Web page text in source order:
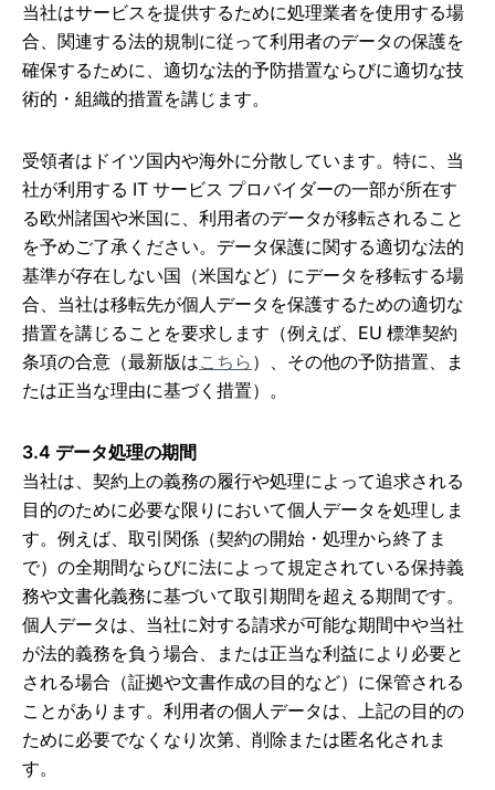
当社はサービスを提供するために処理業者を使用する場
合、関連する法的規制に従って利用者のデータの保護を
確保するために、適切な法的予防措置ならびに適切な技
術的・組織的措置を講じます。
受領者はドイツ国内や海外に分散しています。特に、当
社が利用する IT サービス プロバイダーの一部が所在す
る欧州諸国や米国に、利用者のデータが移転されること
を予めご了承ください。データ保護に関する適切な法的
基準が存在しない国（米国など）にデータを移転する場
合、当社は移転先が個人データを保護するための適切な
措置を講じることを要求します（例えば、EU 標準契約
条項の合意（最新版はこちら ）、その他の予防措置、ま
たは正当な理由に基づく措置）。
3.4 データ処理の期間
当社は、契約上の義務の履行や処理によって追求される
目的のために必要な限りにおいて個人データを処理しま
す。例えば、取引関係（契約の開始・処理から終了ま
で）の全期間ならびに法によって規定されている保持義
務や文書化義務に基づいて取引期間を超える期間です。
個人データは、当社に対する請求が可能な期間中や当社
が法的義務を負う場合、または正当な利益により必要と
される場合（証拠や文書作成の目的など）に保管される
ことがあります。利用者の個人データは、上記の目的の
ために必要でなくなり次第、削除または匿名化されま
す。